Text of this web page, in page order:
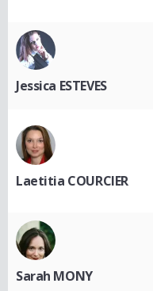
Jessica ESTEVES
Laetitia COURCIER
Sarah MONY